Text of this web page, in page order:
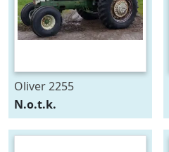
Oliver 2255
N.o.t.k.